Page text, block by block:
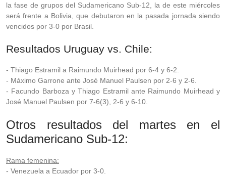
la fase de grupos del Sudamericano Sub-12, la de este miércoles
será frente a Bolivia, que debutaron en la pasada jornada siendo
vencidos por 3-0 por Brasil.
Resultados Uruguay vs. Chile:
- Thiago Estramil a Raimundo Muirhead por 6-4 y 6-2.
- Máximo Garrone ante José Manuel Paulsen por 2-6 y 2-6.
- Facundo Barboza y Thiago Estramil ante Raimundo Muirhead y
José Manuel Paulsen por 7-6(3), 2-6 y 6-10.
Otros resultados del martes en el
Sudamericano Sub-12:
Rama femenina:
- Venezuela a Ecuador por 3-0.